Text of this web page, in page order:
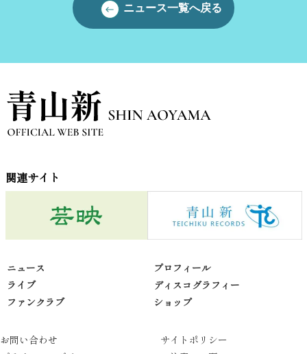
ニュース一覧へ戻る
関連サイト
ニュース
プロフィール
ライブ
ディスコグラフィー
ファンクラブ
ショップ
お問い合わせ
サイトポリシー